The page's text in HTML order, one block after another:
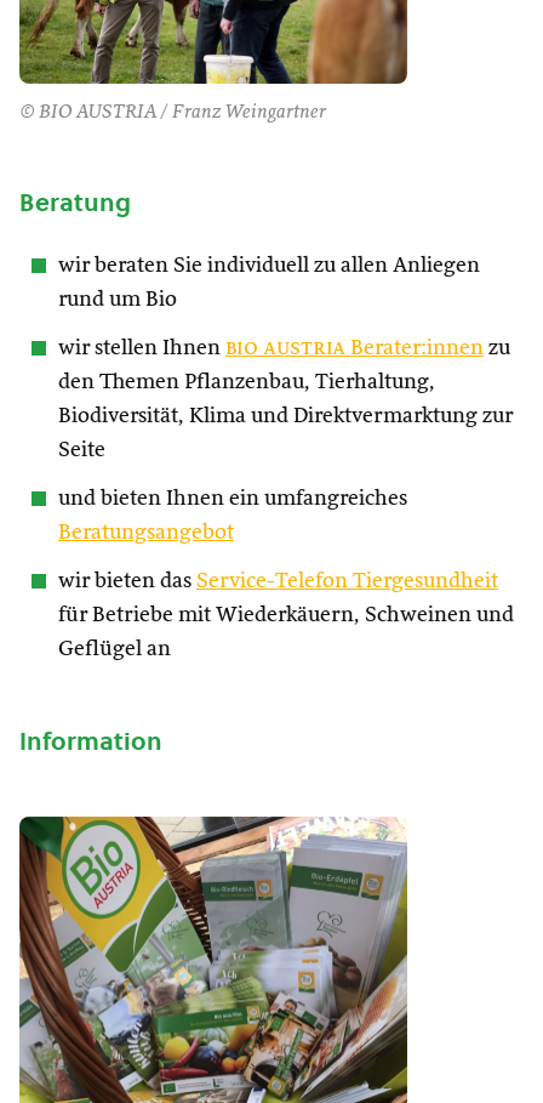
© BIO AUSTRIA / Franz Weingartner
Beratung
wir beraten Sie individuell zu allen Anliegen
rund um Bio
wir stellen Ihnen bio austria Berater:innen zu
den Themen Pflanzenbau, Tierhaltung,
Biodiversität, Klima und Direktvermarktung zur
Seite
und bieten Ihnen ein umfangreiches
Beratungsangebot
wir bieten das Service-Telefon Tiergesundheit
für Betriebe mit Wiederkäuern, Schweinen und
Geflügel an
Information